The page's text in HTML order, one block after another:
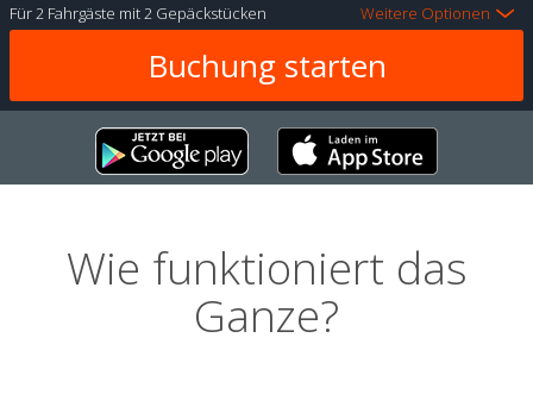
Für2 Fahrgäste mit2 Gepäckstücken Weitere Optionen
Wie funktioniert das
Ganze?